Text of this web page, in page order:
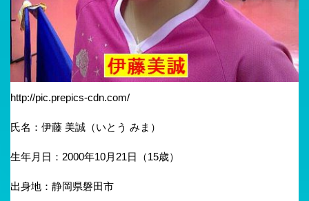
http://pic.prepics-cdn.com/
氏名：伊藤 美誠（いとう みま）
生年月日：2000年10月21日（15歳）
出身地：静岡県磐田市